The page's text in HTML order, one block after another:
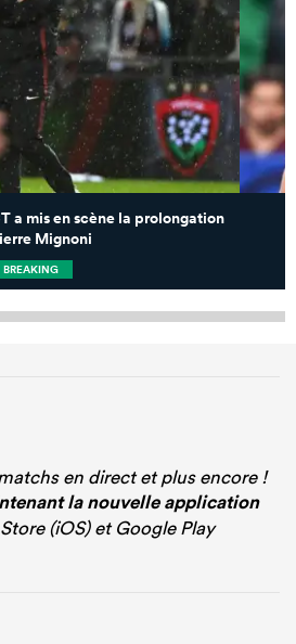
a mis en scène la prolongation
Mignoni
BREAKING
en direct et plus encore !
la nouvelle application
(iOS) et Google Play